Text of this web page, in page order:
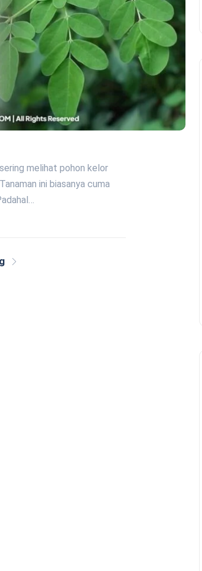
melihat pohon kelor
ini biasanya cuma